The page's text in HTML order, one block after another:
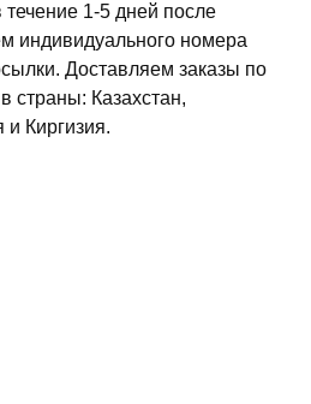
1-5 дней после
индивидуального номера
Доставляем заказы по
страны: Казахстан,
Киргизия.